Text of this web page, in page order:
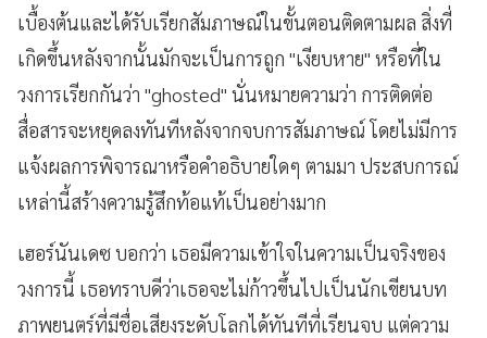
เบื้องต้นและได้รับเรียกสัมภาษณ์ในขั้นตอนติดตามผล สิ่งที่
เกิดขึ้นหลังจากนั้นมักจะเป็นการถูก "เงียบหาย" หรือที่ใน
วงการเรียกกันว่า "ghosted" นั่นหมายความว่า การติดต่อ
สื่อสารจะหยุดลงทันทีหลังจากจบการสัมภาษณ์ โดยไม่มีการ
แจ้งผลการพิจารณาหรือคำอธิบายใดๆ ตามมา ประสบการณ์
เหล่านี้สร้างความรู้สึกท้อแท้เป็นอย่างมาก
เฮอร์นันเดซ บอกว่า เธอมีความเข้าใจในความเป็นจริงของ
วงการนี้ เธอทราบดีว่าเธอจะไม่ก้าวขึ้นไปเป็นนักเขียนบท
ภาพยนตร์ที่มีชื่อเสียงระดับโลกได้ทันทีที่เรียนจบ แต่ความ